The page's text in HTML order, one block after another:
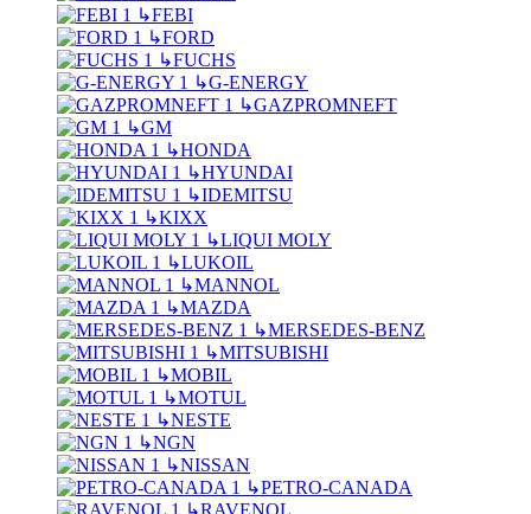
↳FEBI
↳FORD
↳FUCHS
↳G-ENERGY
↳GAZPROMNEFT
↳GM
↳HONDA
↳HYUNDAI
↳IDEMITSU
↳KIXX
↳LIQUI MOLY
↳LUKOIL
↳MANNOL
↳MAZDA
↳MERSEDES-BENZ
↳MITSUBISHI
↳MOBIL
↳MOTUL
↳NESTE
↳NGN
↳NISSAN
↳PETRO-CANADA
↳RAVENOL